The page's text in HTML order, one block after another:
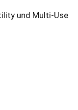
und Multi-Use